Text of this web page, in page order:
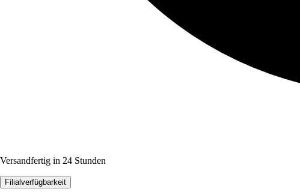
Versandfertig in 24 Stunden
Filialverfügbarkeit